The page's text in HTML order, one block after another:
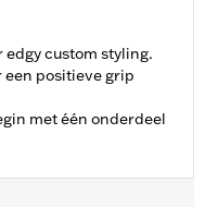
custom styling.
een positieve grip
met één onderdeel